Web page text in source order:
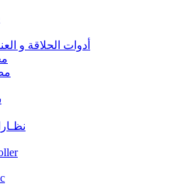
أدوات الحلاقة و